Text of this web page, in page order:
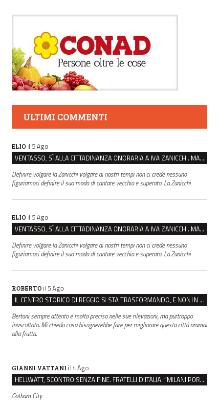
ULTIMI COMMENTI
ELIO il 5 Ago
VENTASSO, SÌ ALLA CITTADINANZA ONORARIA A IVA ZANICCHI. MA BARGIACCHI: “È DI PESSIMO GUSTO”
Definire volgare la Zanicchi volgare ai nostri tempi non ci crede nessuno
figuriamoci definire il suo modo di cantare vecchio e superato. La Zanicchi
ELIO il 5 Ago
VENTASSO, SÌ ALLA CITTADINANZA ONORARIA A IVA ZANICCHI. MA BARGIACCHI: “È DI PESSIMO GUSTO”
Definire volgare la Zanicchi volgare ai nostri tempi non ci crede nessuno
figuriamoci definire il suo modo di cantare vecchio e superato. La Zanicchi
ROBERTO il 5 Ago
IL CENTRO STORICO DI REGGIO SI STA TRASFORMANDO, E NON IN MEGLIO
Bertoni sempre attento e molto preciso nelle sue rilevazioni, ma purtroppo
inascoltato. Mi chiedo cosa bisognerebbe fare per migliorare questa città oramai
alla frutta.
GIANNI VATTANI il 4 Ago
HELLWATT, SCONTRO SENZA FINE. FRATELLI D’ITALIA: “MILANI PORTA DOCUMENTI, DE FRANCO INSULTI”
Gotham City